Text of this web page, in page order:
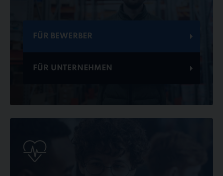
FÜR BEWERBER
FÜR UNTERNEHMEN